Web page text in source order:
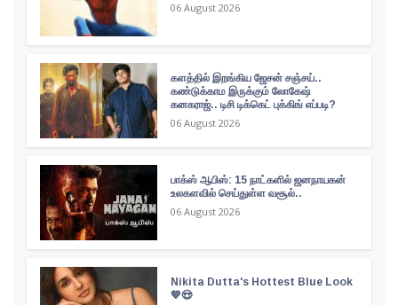
06 August 2026
களத்தில் இறங்கிய ஜேசன் சஞ்சய்..
கண்டுக்காம இருக்கும் லோகேஷ்
கனகராஜ்.. டிசி டிக்கெட் புக்கிங் எப்படி?
06 August 2026
பாக்ஸ் ஆபிஸ்: 15 நாட்களில் ஜனநாயகன்
உலகளவில் செய்துள்ள வசூல்..
06 August 2026
Nikita Dutta's Hottest Blue Look
💙😍